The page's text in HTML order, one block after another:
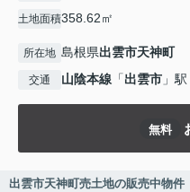
土地面積358.62㎡
所在地 島根県出雲市天神町
交通 山陰本線 「出雲市 」
無料
出雲市天神町売土地の販売中物件